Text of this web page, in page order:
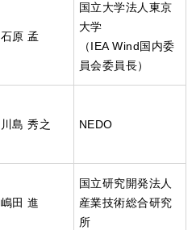
石原 孟
国立大学法人東京
大学
（IEA Wind国内委
員会委員長）
川島 秀之 NEDO
嶋田 進
国立研究開発法人
産業技術総合研究
所